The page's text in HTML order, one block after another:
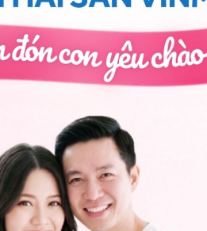
thiệp, chỉ can thiệp qua ngôn
bệnh viện thuộc
đã tin tưởng và gửi câu hỏi đến
, đặt muaGÓI DỊCH VỤ
My Vinmec để quản lý, theo dõi